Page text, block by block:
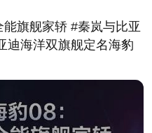
旗舰家轿 #秦岚与比亚
迪海洋双旗舰定名海豹